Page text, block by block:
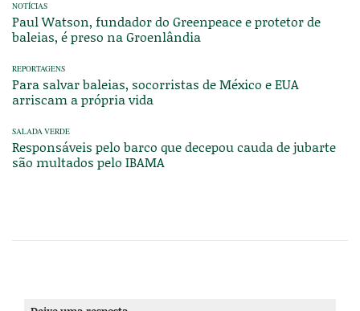
NOTÍCIAS
Paul Watson, fundador do Greenpeace e protetor de
baleias, é preso na Groenlândia
REPORTAGENS
Para salvar baleias, socorristas de México e EUA
arriscam a própria vida
SALADA VERDE
Responsáveis pelo barco que decepou cauda de jubarte
são multados pelo IBAMA